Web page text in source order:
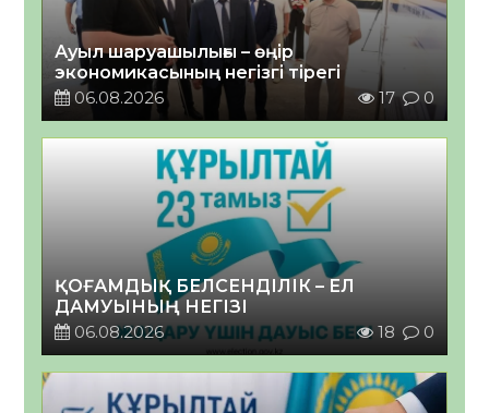
Ауыл шаруашылығы – өңір
экономикасының негізгі тірегі
06.08.2026
17 0
ҚОҒАМДЫҚ БЕЛСЕНДІЛІК – ЕЛ
ДАМУЫНЫҢ НЕГІЗІ
06.08.2026
18 0